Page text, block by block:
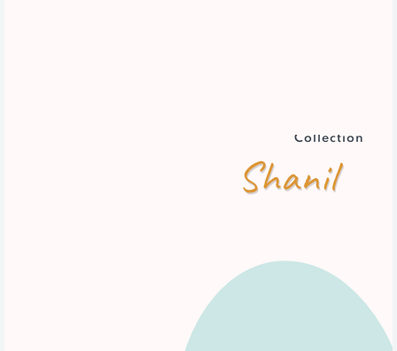
Collection
Shanil